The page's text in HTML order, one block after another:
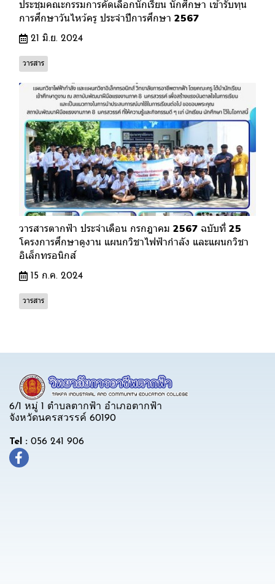
ประชุมคณะกรรมการคัดเลือกนักเรียน นักศึกษา เข้ารับทุน
การศึกษาวันไหว้ครู ประจำปีการศึกษา 2567
21 มิ.ย. 2024
วารสาร
วารสารตากฟ้า ประจำเดือน กรกฎาคม 2567 ฉบับที่ 25
โครงการศึกษาดูงาน แผนกวิชาไฟฟ้ากำลัง และแผนกวิชา
อิเล็กทรอนิกส์
15 ก.ค. 2024
วารสาร
6/1 หมู่ 1 ตำบลตากฟ้า อำเภอตากฟ้า
จังหวัดนครสวรรค์ 60190
Tel : 056 241 906